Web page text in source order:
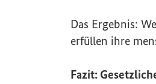
Das Ergebnis:
erfüllen ihre
Fazit: